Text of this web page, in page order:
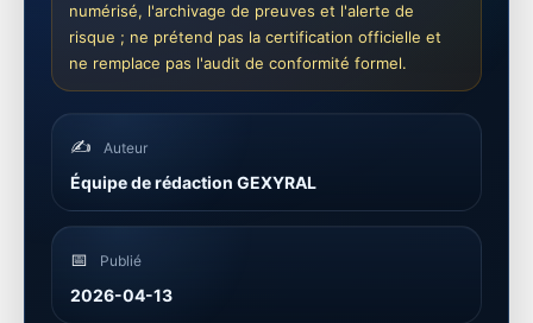
numérisé, l'archivage de preuves et l'alerte de
risque ; ne prétend pas la certification officielle et
ne remplace pas l'audit de conformité formel.
✍️ Auteur
Équipe de rédaction GEXYRAL
📅 Publié
2026-04-13